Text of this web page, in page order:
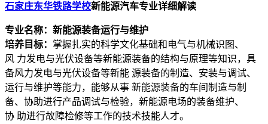
石家庄东华铁路学校新能源汽车专业详细解读
专业名称：新能源装备运行与维护
培养目标： 掌握扎实的科学文化基础和电气与机械识图、
风 力发电与光伏设备等新能源装备的结构与原理等知识，具
备风力发电与光伏设备等新能 源装备的制造、安装与调试、
运行与维护等能力，能够从事 新能源装备的车间制造与制
备、协助进行产品调试与检验，新能源电场的装备维护、
协 助进行故障检修等工作的技术技能人才。